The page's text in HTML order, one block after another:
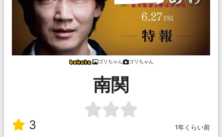
ゴリちゃん ゴリちゃん
南関
3 1年くらい前